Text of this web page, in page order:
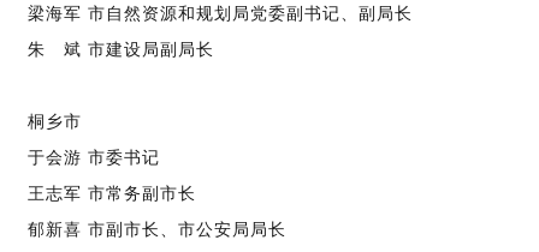
梁海军 市自然资源和规划局党委副书记、副局长
朱 斌 市建设局副局长
桐乡市
于会游 市委书记
王志军 市常务副市长
郁新喜 市副市长、市公安局局长